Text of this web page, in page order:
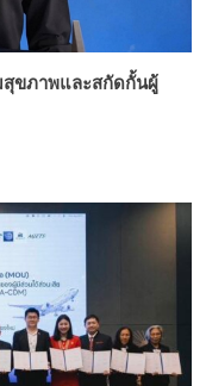
สุขภาพและสกัดกั้นผู้